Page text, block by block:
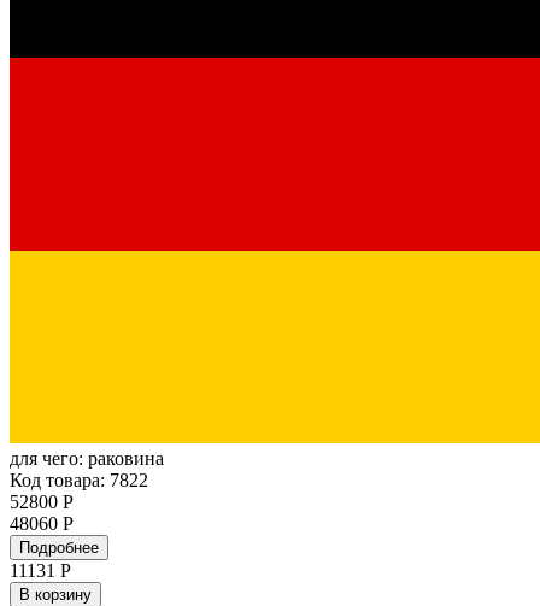
для чего: раковина
Код товара: 7822
52800 Р
48060 Р
Подробнее
11131 Р
В корзину